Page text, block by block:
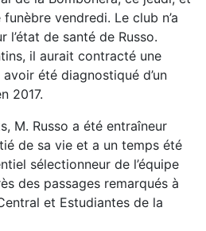
vendredi. Le club n’a
l’état de santé de Russo.
il aurait contracté une
été diagnostiqué d’un
2017.
M. Russo a été entraîneur
de sa vie et a un temps été
sélectionneur de l’équipe
des passages remarqués à
et Estudiantes de la